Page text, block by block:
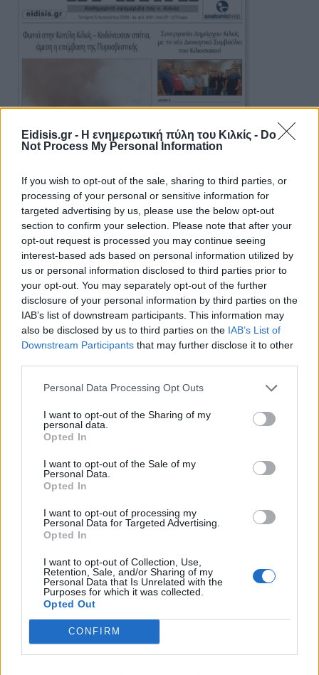
Eidisis.gr - Η ενημερωτική πύλη του Κιλκίς - Do
Not Process My Personal Information
If you wish to opt-out of the sale, sharing to third parties, or
processing of your personal or sensitive information for
targeted advertising by us, please use the below opt-out
section to confirm your selection. Please note that after your
opt-out request is processed you may continue seeing
interest-based ads based on personal information utilized by
us or personal information disclosed to third parties prior to
your opt-out. You may separately opt-out of the further
disclosure of your personal information by third parties on the
IAB’s list of downstream participants. This information may
also be disclosed by us to third parties on the IAB’s List of
Downstream Participants that may further disclose it to other
Personal Data Processing Opt Outs
I want to opt-out of the Sharing of my
personal data.
Opted In
I want to opt-out of the Sale of my
Personal Data.
Opted In
I want to opt-out of processing my
Personal Data for Targeted Advertising.
Opted In
I want to opt-out of Collection, Use,
Retention, Sale, and/or Sharing of my
Personal Data that Is Unrelated with the
Purposes for which it was collected.
Opted Out
CONFIRM
Πρωινή 5-8-2026
Ειδήσεις